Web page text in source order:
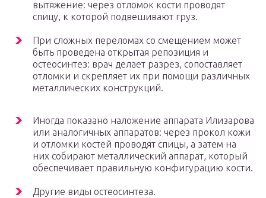
вытяжение: через отломок кости проводят
спицу, к которой подвешивают груз.
При сложных переломах со смещением может
быть проведена открытая репозиция и
остеосинтез: врач делает разрез, сопоставляет
отломки и скрепляет их при помощи различных
металлических конструкций.
Иногда показано наложение аппарата Илизарова
или аналогичных аппаратов: через прокол кожи
и отломки костей проводят спицы, а затем на
них собирают металлический аппарат, который
обеспечивает правильную конфигурацию кости.
Другие виды остеосинтеза.